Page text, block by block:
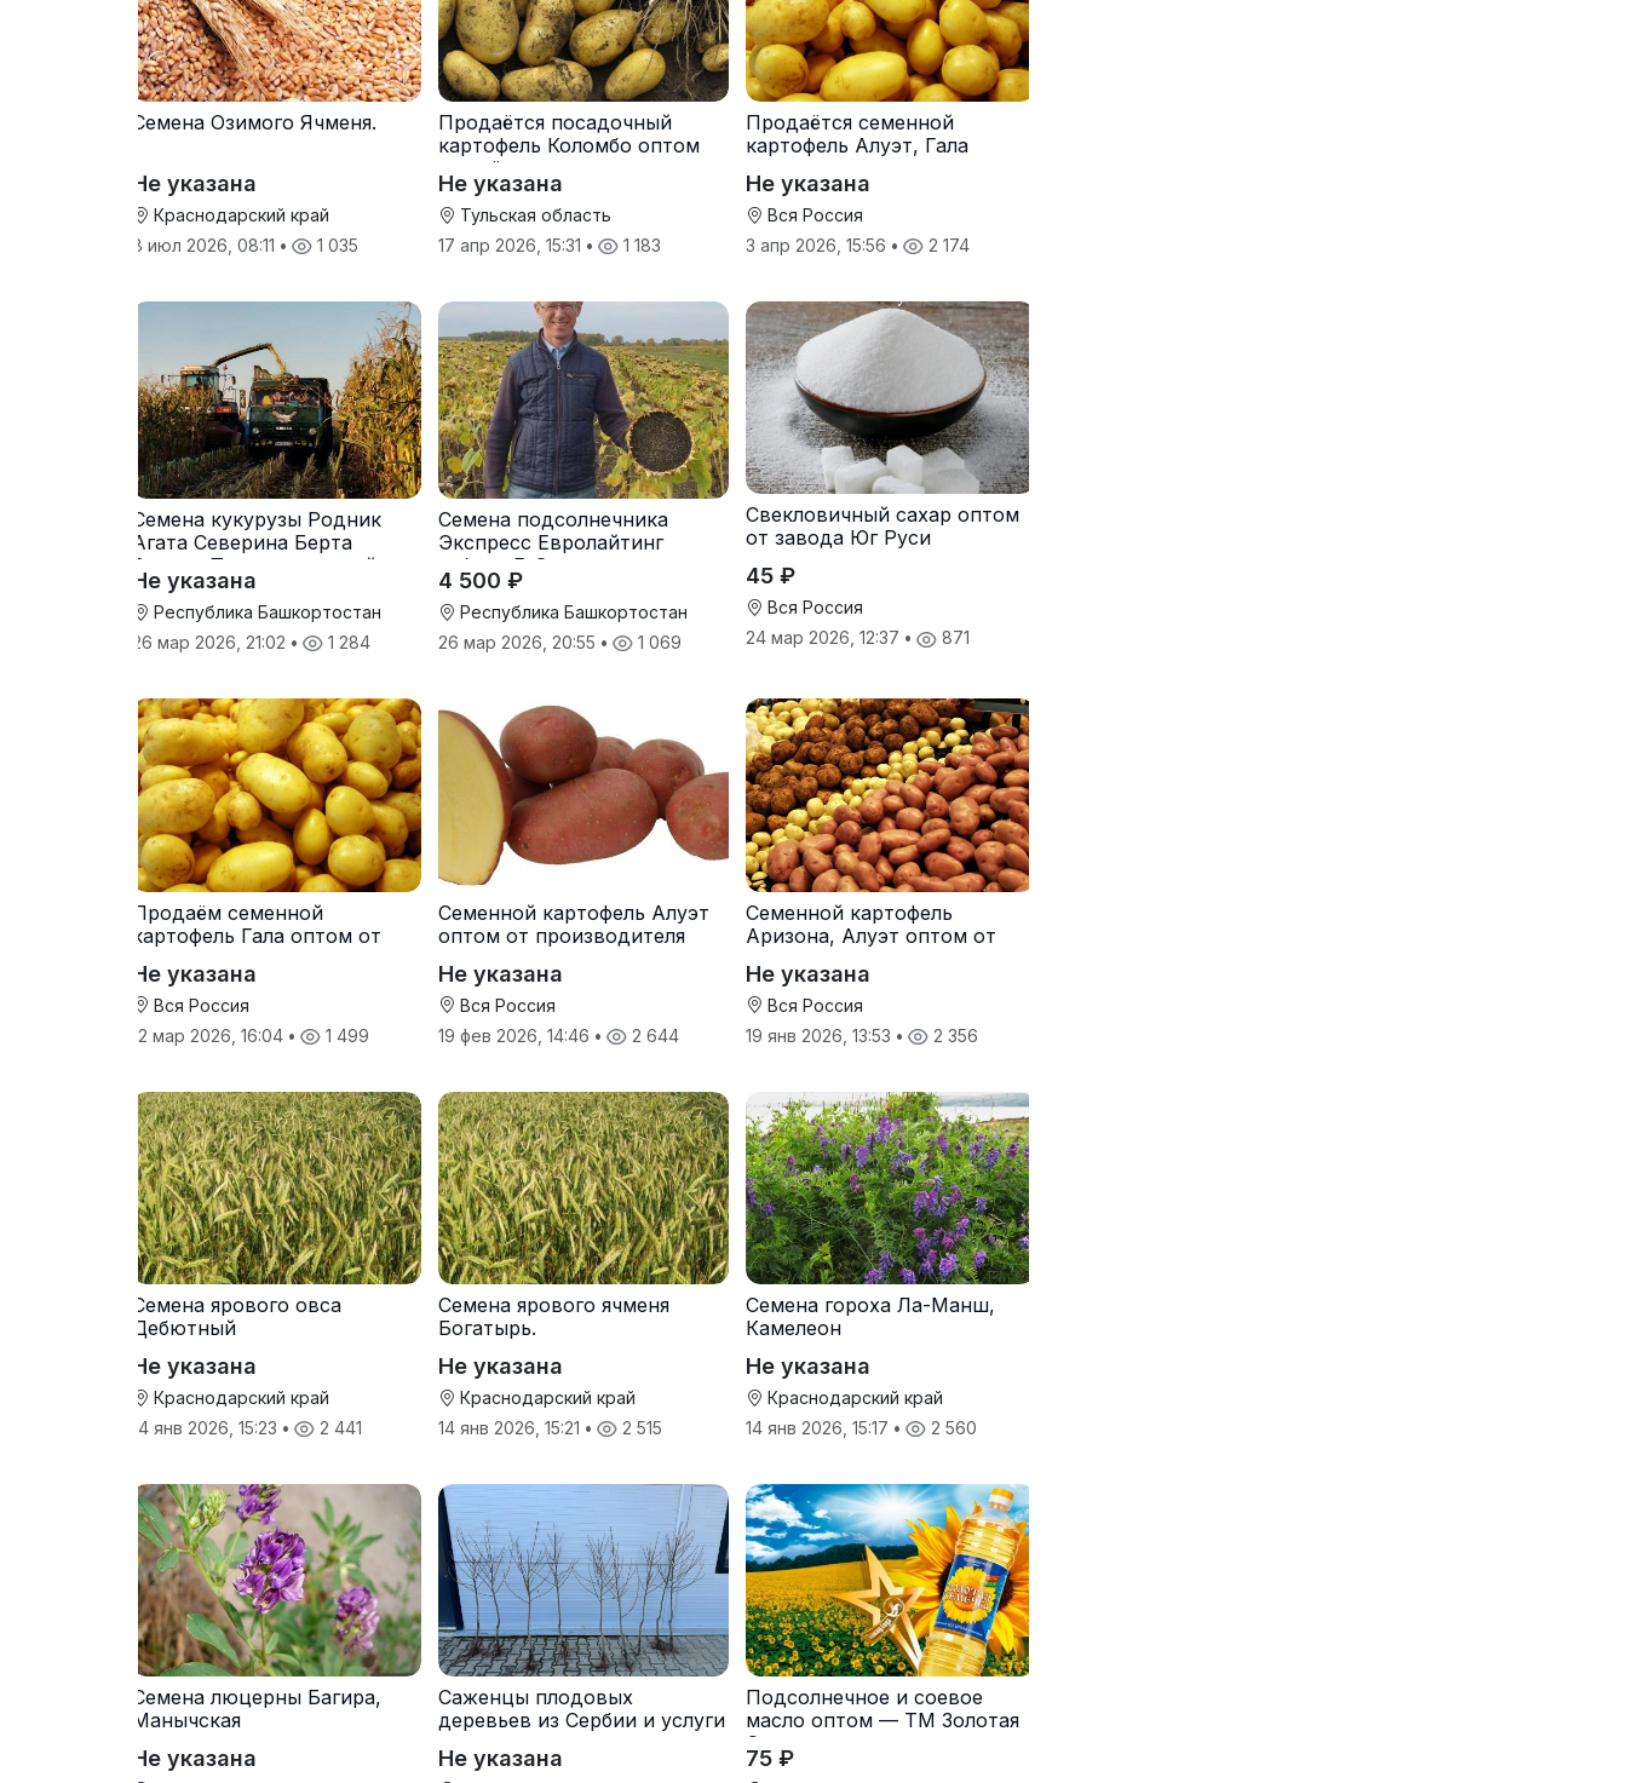
Семена Озимого Ячменя.
Не указана
Краснодарский край
8 июл 2026, 08:11 • 1 035
Продаётся посадочный
картофель Коломбо оптом
от трёх тонн
Не указана
Тульская область
17 апр 2026, 15:31 • 1 183
Продаётся семенной
картофель Алуэт, Гала
Не указана
Вся Россия
3 апр 2026, 15:56 • 2 174
Семена кукурузы Родник
Агата Северина Берта
Вилора Прохладненский
Дарина Росс Машук
Катерина
Не указана
Республика Башкортостан
26 мар 2026, 21:02 • 1 284
Семена подсолнечника
Экспресс Евролайтинг
гибрид F-G+
4 500 ₽
Республика Башкортостан
26 мар 2026, 20:55 • 1 069
Свекловичный сахар оптом
от завода Юг Руси
45 ₽
Вся Россия
24 мар 2026, 12:37 • 871
Продаём семенной
картофель Гала оптом от
Не указана
Вся Россия
12 мар 2026, 16:04 • 1 499
Семенной картофель Алуэт
оптом от производителя
Не указана
Вся Россия
19 фев 2026, 14:46 • 2 644
Семенной картофель
Аризона, Алуэт оптом от
Не указана
Вся Россия
19 янв 2026, 13:53 • 2 356
Семена ярового овса
Дебютный
Не указана
Краснодарский край
14 янв 2026, 15:23 • 2 441
Семена ярового ячменя
Богатырь.
Не указана
Краснодарский край
14 янв 2026, 15:21 • 2 515
Семена гороха Ла-Манш,
Камелеон
Не указана
Краснодарский край
14 янв 2026, 15:17 • 2 560
Семена люцерны Багира,
Манычская
Не указана
Саженцы плодовых
деревьев из Сербии и услуги
Не указана
Подсолнечное и соевое
масло оптом — ТМ Золотая
Семечка
75 ₽